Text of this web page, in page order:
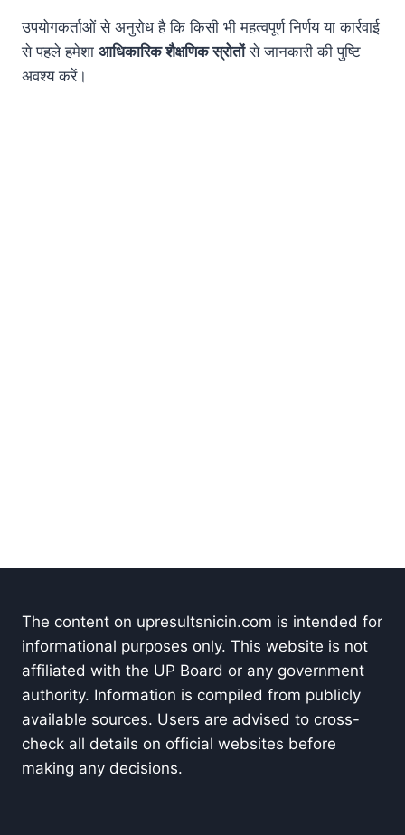
उपयोगकर्ताओं से अनुरोध है कि किसी भी महत्वपूर्ण निर्णय या कार्रवाई
से पहले हमेशा आधिकारिक शैक्षणिक स्रोतोंसे जानकारी की पुष्टि
अवश्य करें।
The content on upresultsnicin.com is intended for
informational purposes only. This website is not
affiliated with the UP Board or any government
authority. Information is compiled from publicly
available sources. Users are advised to cross-
check all details on official websites before
making any decisions.